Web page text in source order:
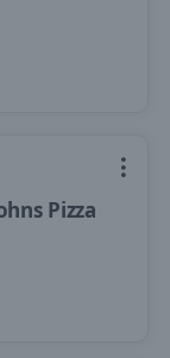
Pizza